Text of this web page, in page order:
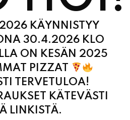
KÄYNNISTYY
30.4.2026 KLO
ON KESÄN 2025
PIZZAT
TERVETULOA!
KÄTEVÄSTI
LINKISTÄ.